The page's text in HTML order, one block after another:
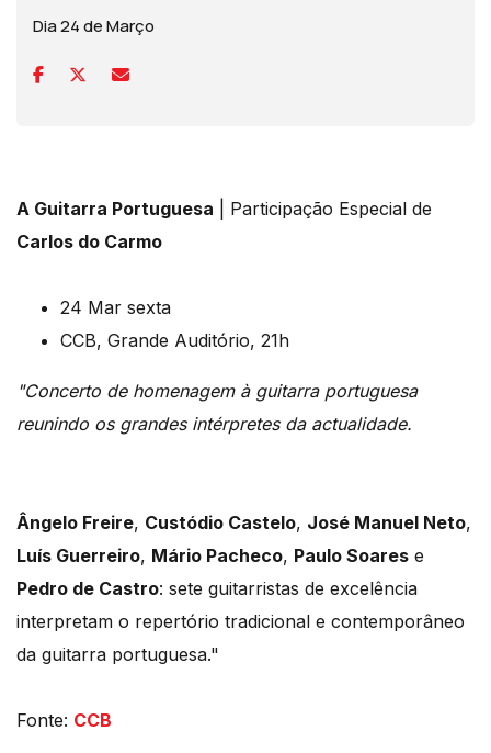
Dia 24 de Março
A Guitarra Portuguesa | Participação Especial de
Carlos do Carmo
24 Mar sexta
CCB, Grande Auditório, 21h
"Concerto de homenagem à guitarra portuguesa
reunindo os grandes intérpretes da actualidade.
Ângelo Freire, Custódio Castelo, José Manuel Neto,
Luís Guerreiro, Mário Pacheco, Paulo Soares e
Pedro de Castro: sete guitarristas de excelência
interpretam o repertório tradicional e contemporâneo
da guitarra portuguesa."
Fonte: CCB